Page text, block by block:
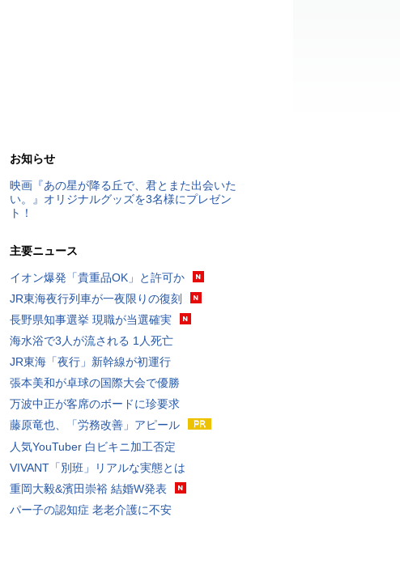
お知らせ
映画『あの星が降る丘で、君とまた出会いた
い。』オリジナルグッズを3名様にプレゼン
ト！
主要ニュース
イオン爆発「貴重品OK」と許可か
JR東海夜行列車が一夜限りの復刻
長野県知事選挙 現職が当選確実
海水浴で3人が流される 1人死亡
JR東海「夜行」新幹線が初運行
張本美和が卓球の国際大会で優勝
万波中正が客席のボードに珍要求
藤原竜也、「労務改善」アピール
人気YouTuber 白ビキニ加工否定
VIVANT「別班」リアルな実態とは
重岡大毅&濱田崇裕 結婚W発表
パー子の認知症 老老介護に不安